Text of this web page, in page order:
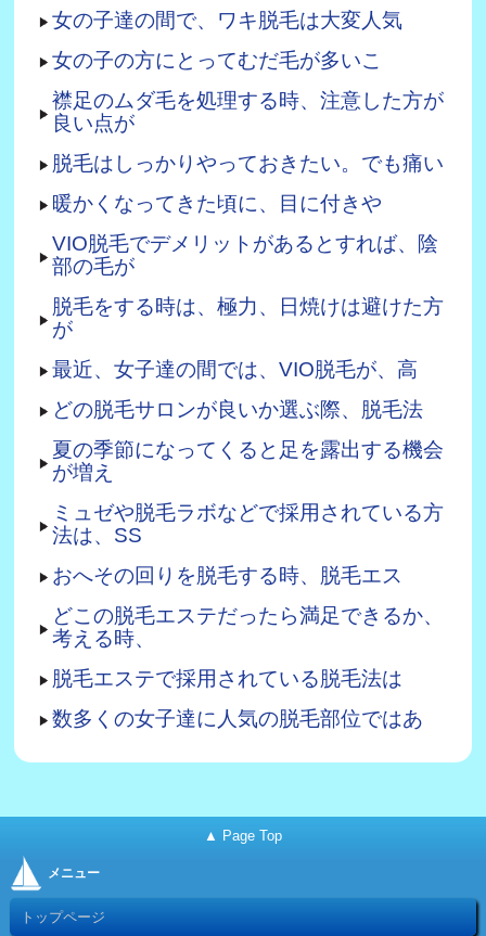
女の子達の間で、ワキ脱毛は大変人気
女の子の方にとってむだ毛が多いこ
襟足のムダ毛を処理する時、注意した方が
良い点が
脱毛はしっかりやっておきたい。でも痛い
暖かくなってきた頃に、目に付きや
VIO脱毛でデメリットがあるとすれば、陰
部の毛が
脱毛をする時は、極力、日焼けは避けた方
が
最近、女子達の間では、VIO脱毛が、高
どの脱毛サロンが良いか選ぶ際、脱毛法
夏の季節になってくると足を露出する機会
が増え
ミュゼや脱毛ラボなどで採用されている方
法は、SS
おへその回りを脱毛する時、脱毛エス
どこの脱毛エステだったら満足できるか、
考える時、
脱毛エステで採用されている脱毛法は
数多くの女子達に人気の脱毛部位ではあ
▲ Page Top
メニュー
トップページ